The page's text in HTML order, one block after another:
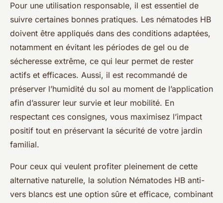
Pour une utilisation responsable, il est essentiel de
suivre certaines bonnes pratiques. Les nématodes HB
doivent être appliqués dans des conditions adaptées,
notamment en évitant les périodes de gel ou de
sécheresse extrême, ce qui leur permet de rester
actifs et efficaces. Aussi, il est recommandé de
préserver l’humidité du sol au moment de l’application
afin d’assurer leur survie et leur mobilité. En
respectant ces consignes, vous maximisez l’impact
positif tout en préservant la sécurité de votre jardin
familial.
Pour ceux qui veulent profiter pleinement de cette
alternative naturelle, la solution Nématodes HB anti-
vers blancs est une option sûre et efficace, combinant